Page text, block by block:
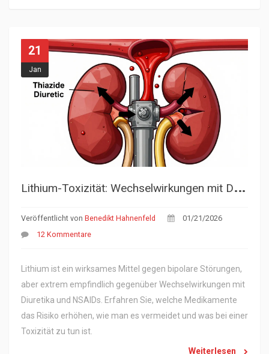
21
Jan
L
ithium-Toxizität: Wechselwirkungen mit Diuretika und NSAIDs
Veröffentlicht von Benedikt Hahnenfeld
01/21/2026
12 Kommentare
Lithium ist ein wirksames Mittel gegen bipolare Störungen,
aber extrem empfindlich gegenüber Wechselwirkungen mit
Diuretika und NSAIDs. Erfahren Sie, welche Medikamente
das Risiko erhöhen, wie man es vermeidet und was bei einer
Toxizität zu tun ist.
Weiterlesen